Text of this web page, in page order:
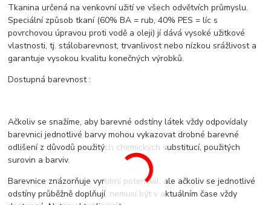
Tkanina určená na venkovní užití ve všech odvětvích průmyslu.
Speciální způsob tkaní (60% BA = rub, 40% PES = líc s
povrchovou úpravou proti vodě a oleji) jí dává vysoké užitkové
vlastnosti, tj. stálobarevnost, trvanlivost nebo nízkou srážlivost a
garantuje vysokou kvalitu konečných výrobků.
Dostupná barevnost :
Ačkoliv se snažíme, aby barevné odstíny látek vždy odpovídaly
barevnici jednotlivé barvy mohou vykazovat drobné barevné
odlišení z důvodů použitých chemických substitucí, použitých
surovin a barviv.
Barevnice znázorňuje vyrobní potenciál, ale ačkoliv se jednotlivé
odstíny průběžně doplňují, nemusí být v aktuálním čase vždy